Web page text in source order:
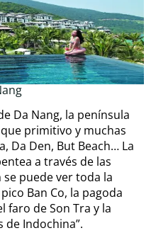
Da Nang, la península
primitivo y muchas
Da Den, But Beach… La
a través de las
puede ver toda la
Ban Co, la pagoda
faro de Son Tra y la
de Indochina”.